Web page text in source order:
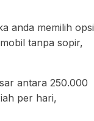
anda memilih opsi
tanpa sopir,
antara 250.000
per hari,